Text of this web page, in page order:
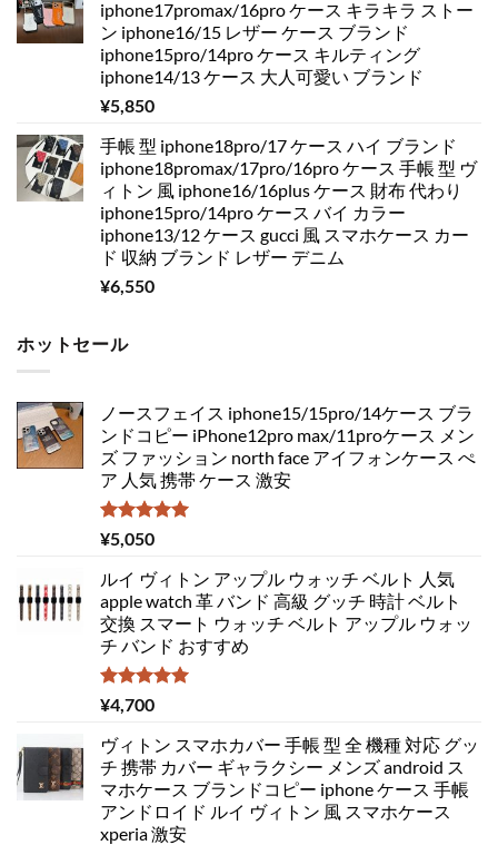
iphone17promax/16pro ケース キラキラ ストー
ン iphone16/15 レザー ケース ブランド
iphone15pro/14pro ケース キルティング
iphone14/13 ケース 大人可愛い ブランド
¥5,850
手帳 型 iphone18pro/17 ケース ハイ ブランド
iphone18promax/17pro/16pro ケース 手帳 型 ヴ
ィトン 風 iphone16/16plus ケース 財布 代わり
iphone15pro/14pro ケース バイ カラー
iphone13/12 ケース gucci 風 スマホケース カー
ド 収納 ブランド レザー デニム
¥6,550
ホットセール
ノースフェイス iphone15/15pro/14ケース ブラ
ンドコピー iPhone12pro max/11proケース メン
ズ ファッション north face アイフォンケース ぺ
ア 人気 携帯 ケース 激安
5段階中
5.00
¥5,050
ルイ ヴィトン アップル ウォッチ ベルト 人気
apple watch 革 バンド 高級 グッチ 時計 ベルト
交換 スマート ウォッチ ベルト アップル ウォッ
チ バンド おすすめ
5段階中
5.00
¥4,700
ヴィトン スマホカバー 手帳 型 全 機種 対応 グッ
チ 携帯 カバー ギャラクシー メンズ android ス
マホケース ブランドコピー iphone ケース 手帳
アンドロイド ルイ ヴィトン 風 スマホケース
xperia 激安